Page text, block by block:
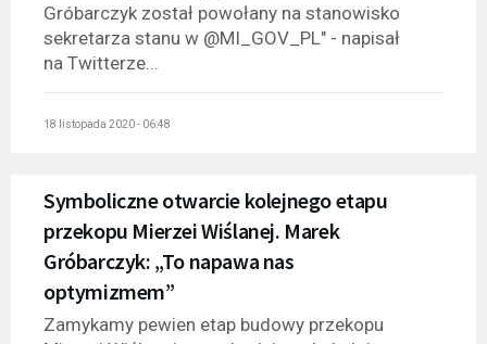
Gróbarczyk został powołany na stanowisko
sekretarza stanu w @MI_GOV_PL" - napisał
na Twitterze...
18 listopada 2020 - 06:48
Symboliczne otwarcie kolejnego etapu
przekopu Mierzei Wiślanej. Marek
Gróbarczyk: „To napawa nas
optymizmem”
Zamykamy pewien etap budowy przekopu